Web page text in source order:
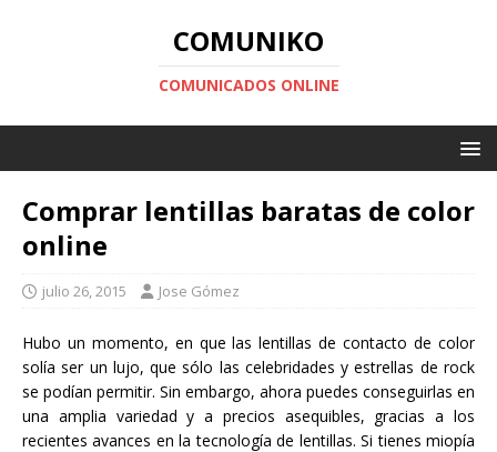
COMUNIKO
COMUNICADOS ONLINE
Comprar lentillas baratas de color
online
julio 26, 2015 Jose Gómez
Hubo un momento, en que las lentillas de contacto de color
solía ser un lujo, que sólo las celebridades y estrellas de rock
se podían permitir. Sin embargo, ahora puedes conseguirlas en
una amplia variedad y a precios asequibles, gracias a los
recientes avances en la tecnología de lentillas. Si tienes miopía